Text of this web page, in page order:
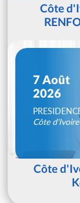
Côte
7 Août
2026
Côte d'Ivoire
Côte